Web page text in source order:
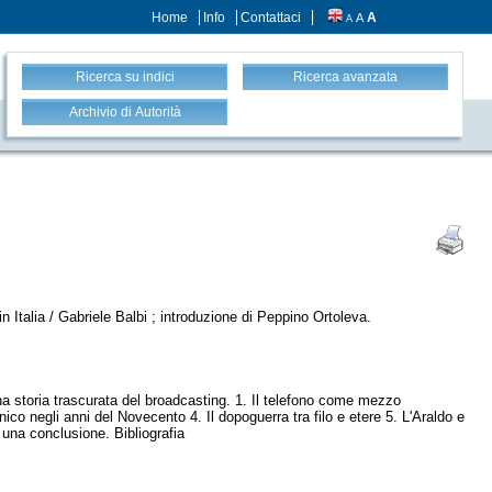
Home Info Contattaci A A A
Ricerca su indici Ricerca avanzata
Archivio di Autorità